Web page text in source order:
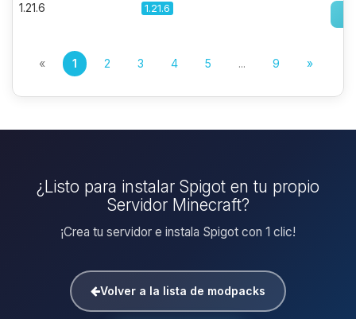
1.21.6 1.21.6
« 1 2 3 4 5 ... 9 »
¿Listo para instalar Spigot en tu propio
Servidor Minecraft?
¡Crea tu servidor e instala Spigot con 1 clic!
Volver a la lista de modpacks